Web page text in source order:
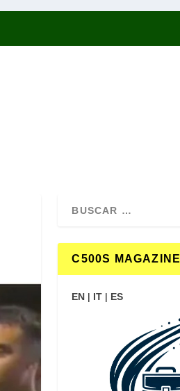
C500S MAGAZINE
EN | IT | ES